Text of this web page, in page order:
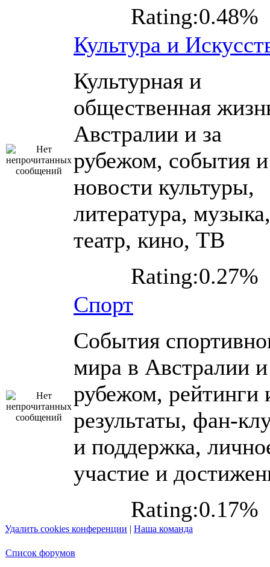
Rating:0.48%
Культура и
Культурная и
общественная
Австралии и за
рубежом, события и
новости культуры,
литература, музыка,
театр, кино, ТВ
Rating:0.27%
Спорт
События
мира в Австралии и
рубежом, рейтинги
результаты, фан-
и поддержка,
участие и
Rating:0.17%
Удалить cookies конференции | Наша команда
Список форумов